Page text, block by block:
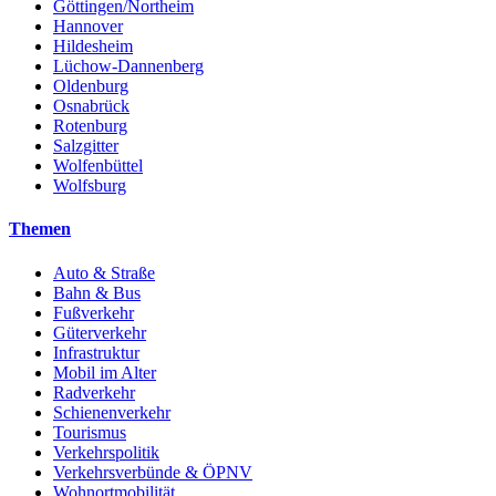
Göttingen/Northeim
Hannover
Hildesheim
Lüchow-Dannenberg
Oldenburg
Osnabrück
Rotenburg
Salzgitter
Wolfenbüttel
Wolfsburg
Themen
Auto & Straße
Bahn & Bus
Fußverkehr
Güterverkehr
Infrastruktur
Mobil im Alter
Radverkehr
Schienenverkehr
Tourismus
Verkehrspolitik
Verkehrsverbünde & ÖPNV
Wohnortmobilität